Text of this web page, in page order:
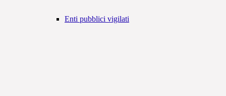
Enti pubblici vigilati